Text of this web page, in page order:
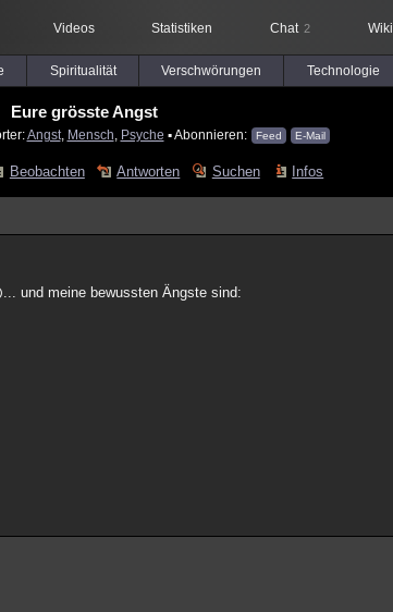
Videos Statistiken Chat 2 Wiki
Spiritualität Verschwörungen Technologie
Eure grösste Angst
Angst, Mensch Psyche ▪ Abonnieren: Feed E-Mail
Beobachten Antworten Suchen Infos
... und meine bewussten Ängste sind: